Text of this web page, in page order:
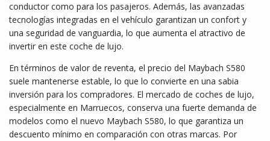
conductor como para los pasajeros. Además, las avanzadas
tecnologías integradas en el vehículo garantizan un confort y
una seguridad de vanguardia, lo que aumenta el atractivo de
invertir en este coche de lujo.
En términos de valor de reventa, el precio del Maybach S580
suele mantenerse estable, lo que lo convierte en una sabia
inversión para los compradores. El mercado de coches de lujo,
especialmente en Marruecos, conserva una fuerte demanda de
modelos como el nuevo Maybach S580, lo que garantiza un
descuento mínimo en comparación con otras marcas. Por